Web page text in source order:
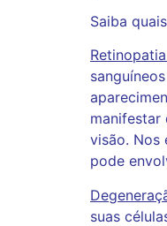
Saiba
manifestar
visão. Nos
pode
suas